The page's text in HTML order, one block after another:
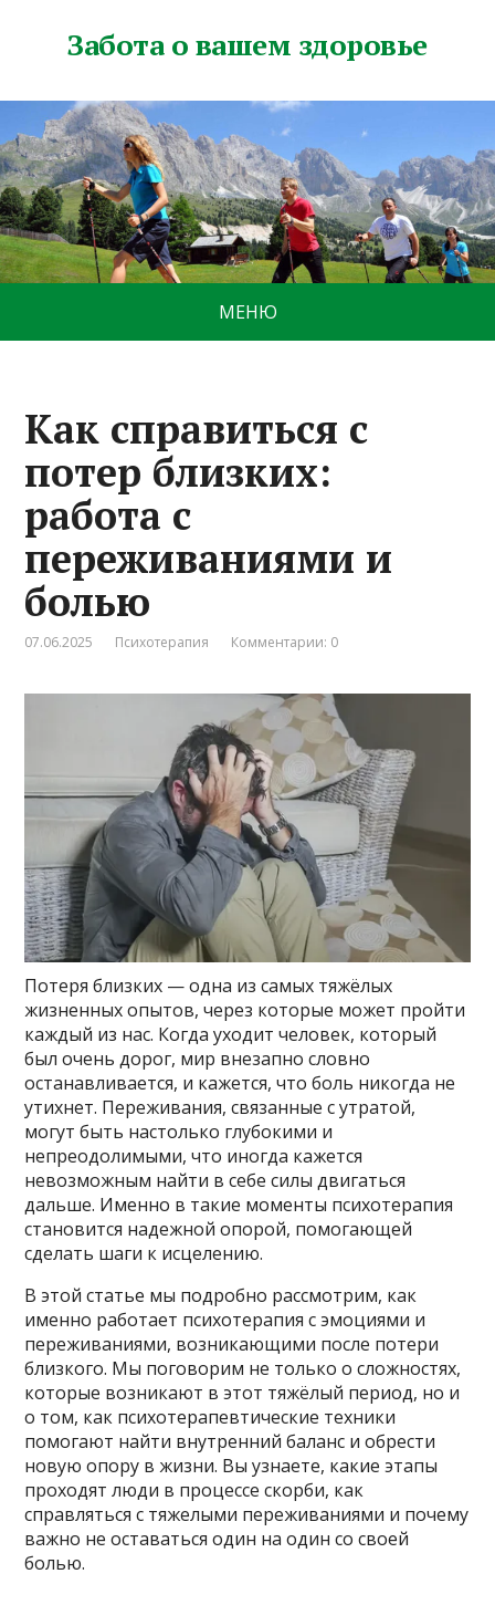
Забота о вашем здоровье
МЕНЮ
Как справиться с
потер близких:
работа с
переживаниями и
болью
07.06.2025 Психотерапия Комментарии: 0
Потеря близких — одна из самых тяжёлых
жизненных опытов, через которые может пройти
каждый из нас. Когда уходит человек, который
был очень дорог, мир внезапно словно
останавливается, и кажется, что боль никогда не
утихнет. Переживания, связанные с утратой,
могут быть настолько глубокими и
непреодолимыми, что иногда кажется
невозможным найти в себе силы двигаться
дальше. Именно в такие моменты психотерапия
становится надежной опорой, помогающей
сделать шаги к исцелению.
В этой статье мы подробно рассмотрим, как
именно работает психотерапия с эмоциями и
переживаниями, возникающими после потери
близкого. Мы поговорим не только о сложностях,
которые возникают в этот тяжёлый период, но и
о том, как психотерапевтические техники
помогают найти внутренний баланс и обрести
новую опору в жизни. Вы узнаете, какие этапы
проходят люди в процессе скорби, как
справляться с тяжелыми переживаниями и почему
важно не оставаться один на один со своей
болью.